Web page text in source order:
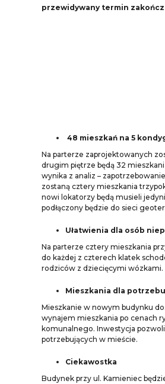
przewidywany termin
48 mieszkań na 5
Na parterze zaprojektowanych
drugim piętrze będą 32
wynika z analiz –
zostaną cztery mieszkania
nowi lokatorzy będą musieli
podłączony będzie do sieci
Ułatwienia dla osób
Na parterze cztery mieszkania
do każdej z czterech klatek
rodziców z dziecięcymi wózkami.
Mieszkania dla
Mieszkanie w nowym budynku
wynajem mieszkania po cenach
komunalnego. Inwestycja
potrzebujących w mieście.
Ciekawostka
Budynek przy ul. Kamieniec